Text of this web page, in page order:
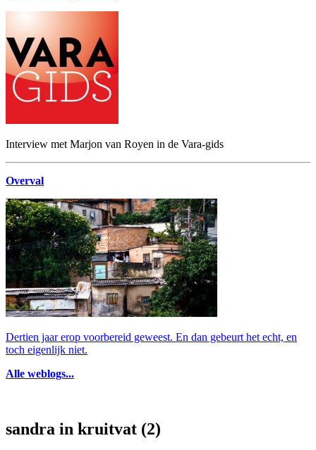
Interview met Marjon van Royen in de Vara-gids
Overval
Dertien jaar erop voorbereid geweest. En dan gebeurt het echt, en
toch eigenlijk niet.
Alle weblogs...
sandra in kruitvat (2)